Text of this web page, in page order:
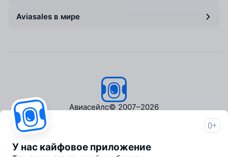
Aviasales в мире
Авиасейлс© 2007–2026
Пресс‑центр
0+
У нас кайфовое приложение